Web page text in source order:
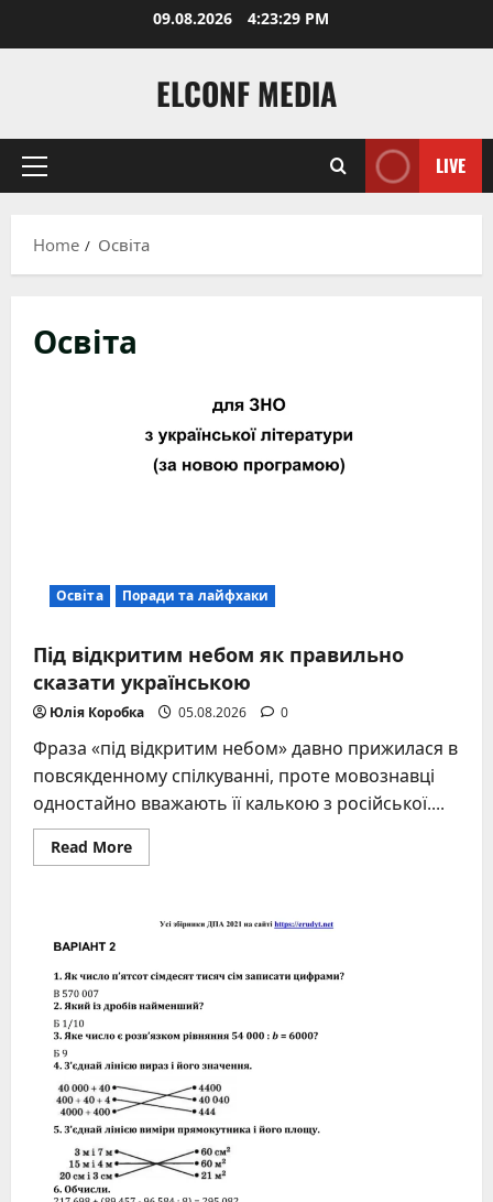
09.08.2026 4:23:30 PM
ELCONF MEDIA
Primary
LIVE
Home Освіта
Освіта
Освіта Поради та лайфхаки
Під відкритим небом як правильно
сказати українською
Юлія Коробка 05.08.2026 0
Фраза «під відкритим небом» давно прижилася в
повсякденному спілкуванні, проте мовознавці
одностайно вважають її калькою з російської....
Read MoreRead
more
небом
сказати
українською